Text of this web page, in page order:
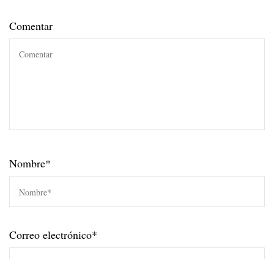
Comentar
Nombre*
Correo electrónico*